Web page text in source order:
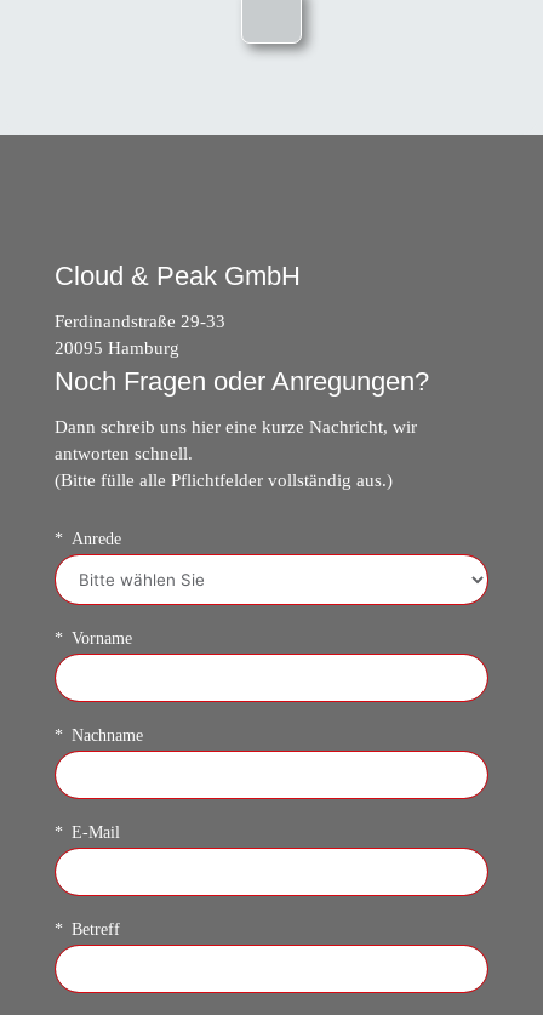
Cloud & Peak GmbH
Ferdinandstraße 29-33
20095 Hamburg
Noch Fragen oder Anregungen?
Dann schreib uns hier eine kurze Nachricht, wir
antworten schnell.
(Bitte fülle alle Pflichtfelder vollständig aus.)
Anrede
Vorname
Nachname
E-Mail
Betreff